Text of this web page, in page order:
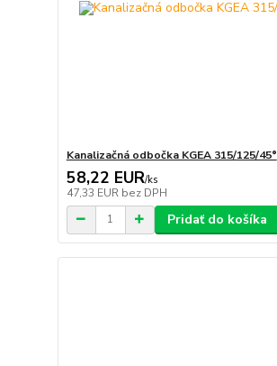
Kanalizačná odbočka KGEA 315/125/45°
58,22 EUR/ks
47,33 EUR bez DPH
Pridať do košíka